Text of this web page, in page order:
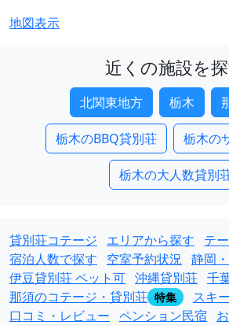
地図表示
近くの施設を
北関東地方 栃木
栃木のBBQ貸別荘 栃木の
栃木の大人数貸別
貸別荘コテージ エリアから探す
テ
宿泊人数で探す
空室予約状況 静岡
伊豆貸別荘 ペット可 沖縄貸別荘 千
那須のコテージ・貸別荘 特集
スキ
口コミ・レビュー ペンション民宿